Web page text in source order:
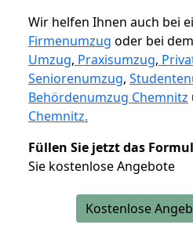
Wir helfen Ihnen auch bei
Firmenumzug oder bei dem
Umzug, Praxisumzug,
Seniorenumzug,
Behördenumzug Chemnitz
Chemnitz.
Füllen Sie jetzt das
Sie kostenlose Angebote
Kostenlose